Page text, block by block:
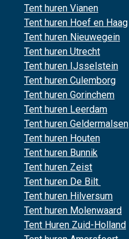
Tent huren Vianen
Tent huren Hoef en Haag
Tent huren Nieuwegein
Tent huren Utrecht
Tent huren IJsselstein
Tent huren Culemborg
Tent huren Gorinchem
Tent huren Leerdam
Tent huren Geldermalsen
Tent huren Houten
Tent huren Bunnik
Tent huren Zeist
Tent huren De Bilt
Tent huren Hilversum
Tent huren Molenwaard
Tent Huren Zuid-Holland